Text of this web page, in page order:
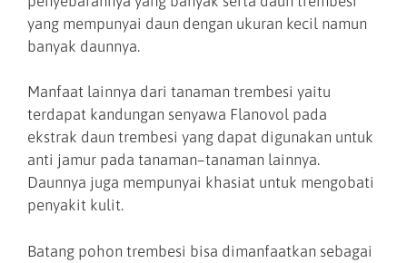
yang mempunyai daun dengan ukuran kecil namun
banyak daunnya.
Manfaat lainnya dari tanaman trembesi yaitu
terdapat kandungan senyawa Flanovol pada
ekstrak daun trembesi yang dapat digunakan untuk
anti jamur pada tanaman–tanaman lainnya.
Daunnya juga mempunyai khasiat untuk mengobati
penyakit kulit.
Batang pohon trembesi bisa dimanfaatkan sebagai